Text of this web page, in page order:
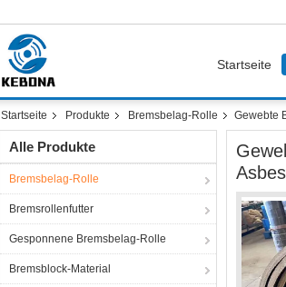
Startseite
Startseite Produkte Bremsbelag-Rolle Gewebte
Alle Produkte
Bremsbelag-Rolle
Bremsrollenfutter
Gesponnene Bremsbelag-Rolle
Bremsblock-Material